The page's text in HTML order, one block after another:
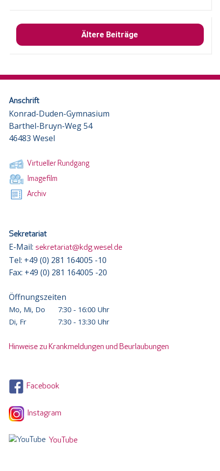
Ältere Beiträge
Anschrift
Konrad-Duden-Gymnasium
Barthel-Bruyn-Weg 54
46483 Wesel
Virtueller Rundgang
Imagefilm
Archiv
Sekretariat
E-Mail: sekretariat@kdg.wesel.de
Tel: +49 (0) 281 164005 -10
Fax: +49 (0) 281 164005 -20
Öffnungszeiten
Mo, Mi, Do
7:30 - 16:00 Uhr
Di, Fr
7:30 - 13:30 Uhr
Hinweise zu Krankmeldungen und Beurlaubungen
Facebook
Instagram
YouTube